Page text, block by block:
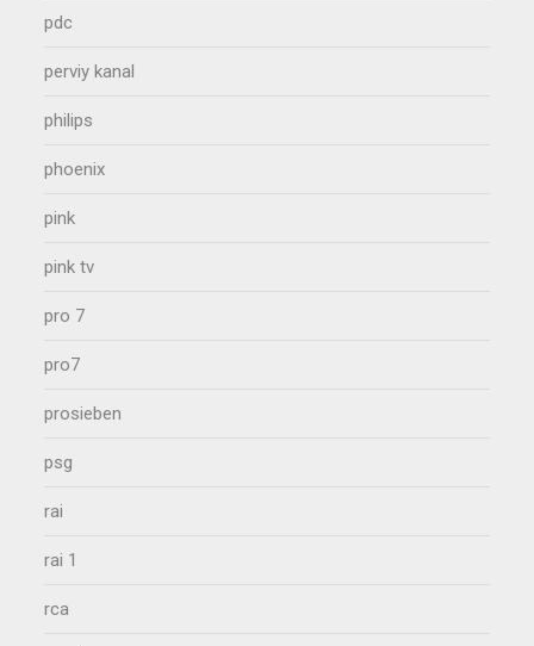
pdc
perviy kanal
philips
phoenix
pink
pink tv
pro 7
pro7
prosieben
psg
rai
rai 1
rca